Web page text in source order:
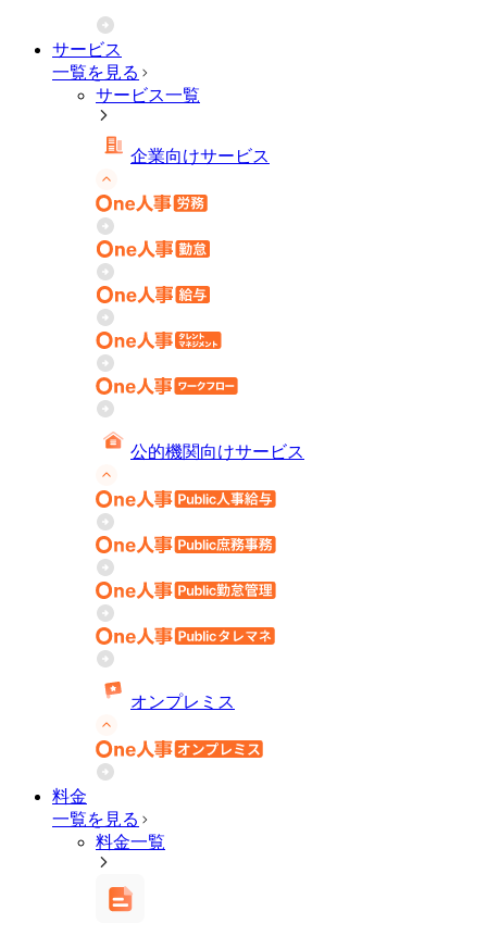
サービス
一覧を見る
サービス一覧
企業向けサービス
公的機関向けサービス
オンプレミス
料金
一覧を見る
料金一覧